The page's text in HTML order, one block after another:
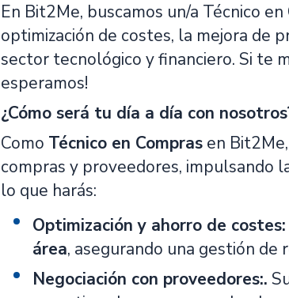
En Bit2Me, buscamos un/a Técnico
optimización de costes, la mejora de
sector tecnológico y financiero. Si te
esperamos!
¿Cómo será tu día a día con
Como Técnico en Compras en
compras y proveedores, impulsando
lo que harás:
Optimización y ahorro de costes:
área, asegurando una gestión
Negociación con proveedores:.